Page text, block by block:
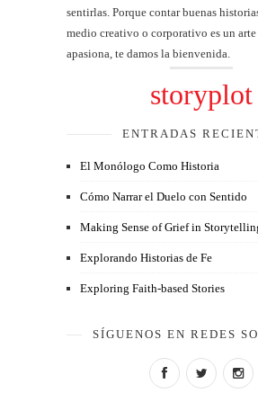
sentirlas. Porque contar buenas
medio creativo o corporativo es un arte
apasiona, te damos la bienvenida.
storyplot
ENTRADAS
El Monólogo Como Historia
Cómo Narrar el Duelo con Sentido
Making Sense of Grief in
Explorando Historias de Fe
Exploring Faith-based Stories
SÍGUENOS EN REDES